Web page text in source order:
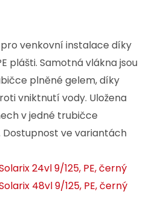
venkovní instalace díky
plášti. Samotná vlákna jsou
plněné gelem, díky
vniktnutí vody. Uložena
v jedné trubičce
ve variantách
24vl 9/125, PE, černý
48vl 9/125, PE, černý